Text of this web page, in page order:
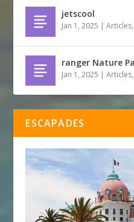
jetscool
Jan 1, 2025 |Articles,
ranger Nature
Jan 1, 2025 |Articles,
ESCAPADES